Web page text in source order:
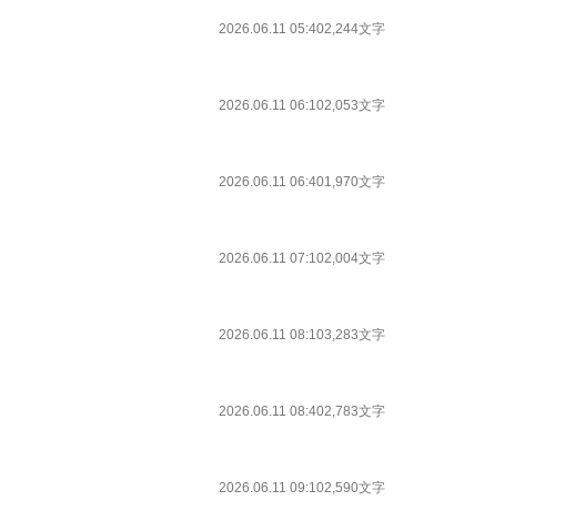
2026.06.11 05:402,244文字
2026.06.11 06:102,053文字
2026.06.11 06:401,970文字
2026.06.11 07:102,004文字
2026.06.11 08:103,283文字
2026.06.11 08:402,783文字
2026.06.11 09:102,590文字